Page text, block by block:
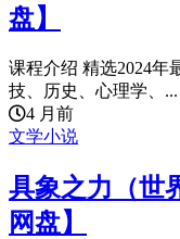
盘】
课程介绍 精选2024年
技、历史、心理学、...
4 月前
文学小说
具象之力（世
网盘】